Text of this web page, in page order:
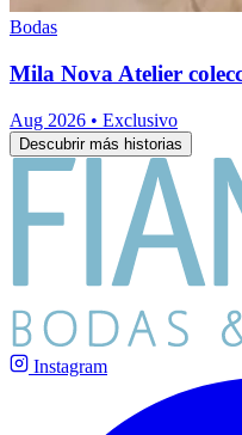
Bodas
Mila Nova Atelier
Aug 2026 • Exclusivo
Descubrir más historias
Instagram